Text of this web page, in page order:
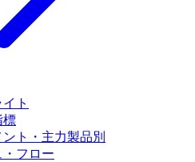
ト
標
ト・主力製品別
フロー